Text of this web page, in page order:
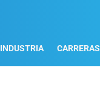
INDUSTRIA CARRERAS